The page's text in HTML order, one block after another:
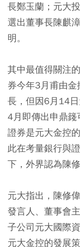
長鄭玉蘭；元大
選出董事長陳麒
明。
其中最值得關注
券今年3月甫由
長，但因6月14
4月即傳出申鼎
證券是元大金控
此在考量銀行與
下，外界認為陳
元大指出，陳修
發言人、董事會
子公司元大國際
元大金控的發展